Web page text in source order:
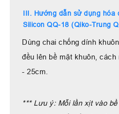
III. Hướng dẫn sử dụng hóa
Silicon QQ-18 (Qiko-Trung
Dùng chai chống dính
đều lên bề mặt khuôn,
- 25cm.
*** Lưu ý: Mỗi lần xịt vào